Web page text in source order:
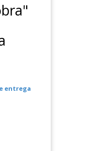
entrega